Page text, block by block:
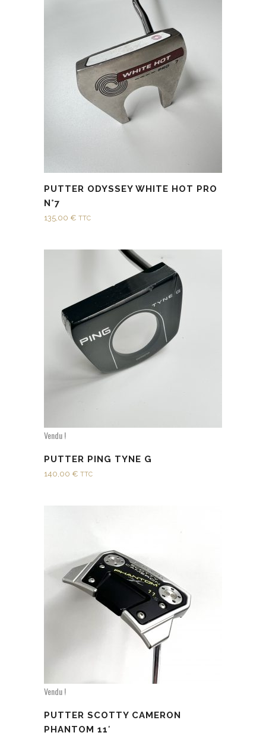
PUTTER ODYSSEY WHITE HOT PRO
N°7
135,00 € TTC
Vendu !
PUTTER PING TYNE G
140,00 € TTC
Vendu !
PUTTER SCOTTY CAMERON
PHANTOM 11′